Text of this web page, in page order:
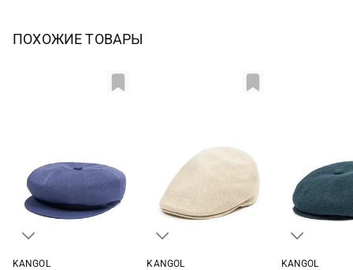
ПОХОЖИЕ ТОВАРЫ
KANGOL
KANGOL
KANGOL